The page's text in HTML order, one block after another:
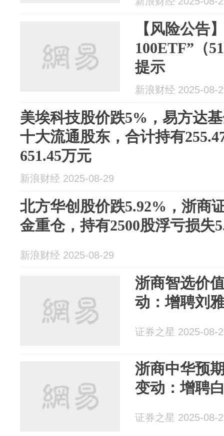
【风险公告
100ETF”（
提示
新浪财经 2025-08-
美埃科技股价跌5%，易方达
十大流通股东，合计持有
651.45万元
新浪财经 2025-08-29
北方华创股价跌5.92%，浙商
金重仓，持有2500股浮亏损失
新浪财经 2025-08-29
浙商智选价
动：增聘刘
证券之星 2025-08-
浙商中华预
变动：增聘
证券之星 2025-08-